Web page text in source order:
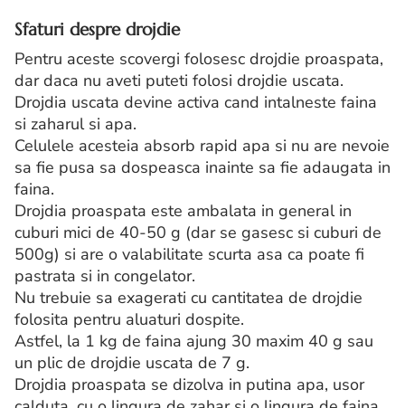
Sfaturi despre drojdie
Pentru aceste scovergi folosesc drojdie proaspata,
dar daca nu aveti puteti folosi drojdie uscata.
Drojdia uscata devine activa cand intalneste faina
si zaharul si apa.
Celulele acesteia absorb rapid apa si nu are nevoie
sa fie pusa sa dospeasca inainte sa fie adaugata in
faina.
Drojdia proaspata este ambalata in general in
cuburi mici de 40-50 g (dar se gasesc si cuburi de
500g) si are o valabilitate scurta asa ca poate fi
pastrata si in congelator.
Nu trebuie sa exagerati cu cantitatea de drojdie
folosita pentru aluaturi dospite.
Astfel, la 1 kg de faina ajung 30 maxim 40 g sau
un plic de drojdie uscata de 7 g.
Drojdia proaspata se dizolva in putina apa, usor